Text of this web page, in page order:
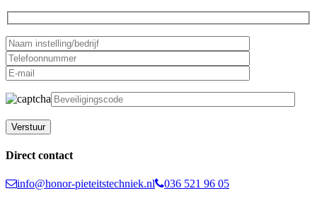
Direct contact
info@honor-pieteitstechniek.nl 036 521 96 05